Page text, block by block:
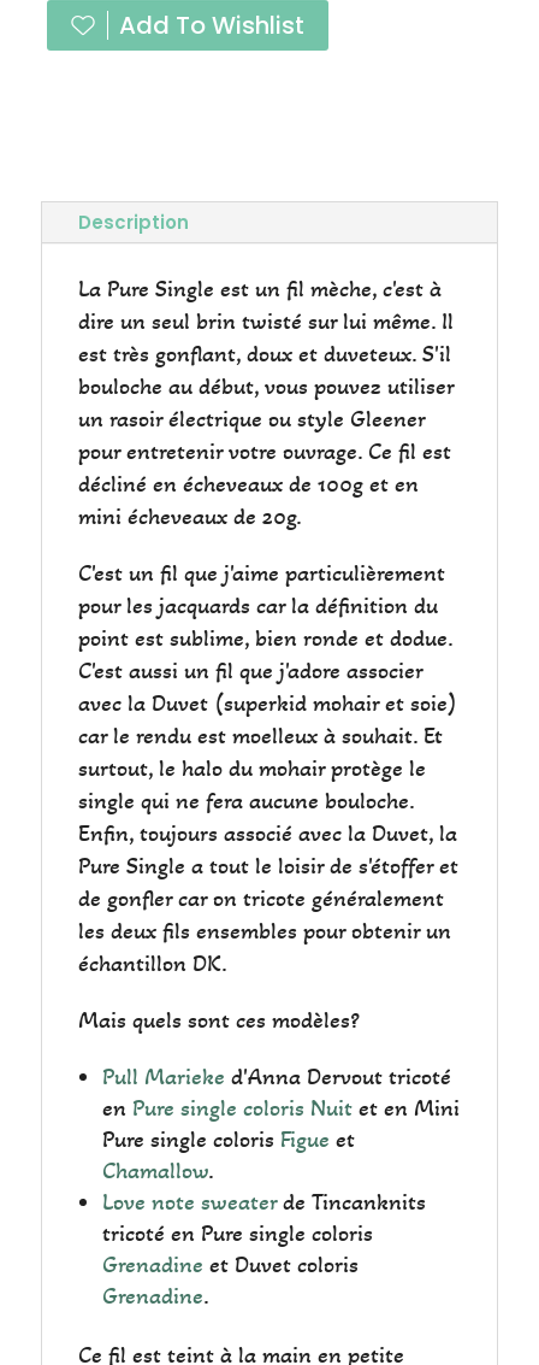
Single
Nuit
Add To Wishlist
Description
La Pure Single est un fil mèche, c'est à
dire un seul brin twisté sur lui même. Il
est très gonflant, doux et duveteux. S'il
bouloche au début, vous pouvez utiliser
un rasoir électrique ou style Gleener
pour entretenir votre ouvrage. Ce fil est
décliné en écheveaux de 100g et en
mini écheveaux de 20g.
C'est un fil que j'aime particulièrement
pour les jacquards car la définition du
point est sublime, bien ronde et dodue.
C'est aussi un fil que j'adore associer
avec la Duvet (superkid mohair et soie)
car le rendu est moelleux à souhait. Et
surtout, le halo du mohair protège le
single qui ne fera aucune bouloche.
Enfin, toujours associé avec la Duvet, la
Pure Single a tout le loisir de s'étoffer et
de gonfler car on tricote généralement
les deux fils ensembles pour obtenir un
échantillon DK.
Mais quels sont ces modèles?
Pull Marieke d'Anna Dervout tricoté
en Pure single coloris Nuitet en Mini
Pure single coloris Figue et
Chamallow.
Love note sweaterde Tincanknits
tricoté en Pure single coloris
Grenadine et Duvet coloris
Grenadine.
Ce fil est teint à la main en petite